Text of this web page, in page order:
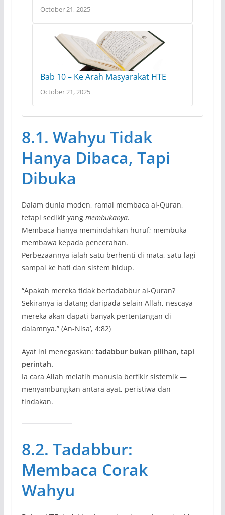
October 21, 2025
Bab 10 – Ke Arah Masyarakat HTE
October 21, 2025
8.1. Wahyu Tidak
Hanya Dibaca, Tapi
Dibuka
Dalam dunia moden, ramai membaca al-Quran,
tetapi sedikit yang membukanya.
Membaca hanya memindahkan huruf; membuka
membawa kepada pencerahan.
Perbezaannya ialah satu berhenti di mata, satu lagi
sampai ke hati dan sistem hidup.
“Apakah mereka tidak bertadabbur al-Quran?
Sekiranya ia datang daripada selain Allah, nescaya
mereka akan dapati banyak pertentangan di
dalamnya.” (An-Nisa’, 4:82)
Ayat ini menegaskan: tadabbur bukan pilihan, tapi
perintah.
Ia cara Allah melatih manusia berfikir sistemik —
menyambungkan antara ayat, peristiwa dan
tindakan.
8.2. Tadabbur:
Membaca Corak
Wahyu